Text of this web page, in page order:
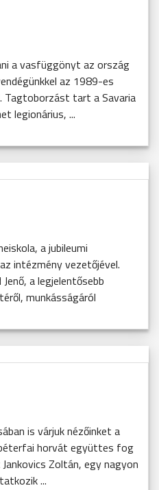
a vasfüggönyt az ország
az 1989-es
Tagtoborzást tart a Savaria
legionárius, ...
a jubileumi
intézmény vezetőjével.
a legjelentősebb
munkásságáról
is várjuk nézőinket a
horvát együttes fog
Zoltán, egy nagyon
...